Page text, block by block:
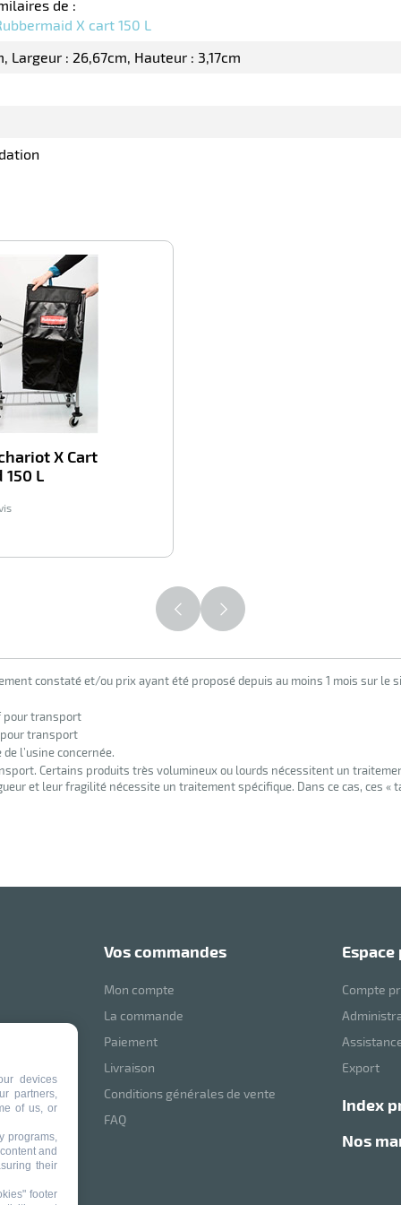
de :
X cart 150 L
Largeur : 26,67cm Hauteur : 3,17cm
X Cart
150 L
constaté et/ou prix ayant été proposé depuis au moins 1 mois sur le
pour transport
transport
l’usine concernée.
Certains produits très volumineux ou lourds nécessitent un
et leur fragilité nécessite un traitement spécifique. Dans ce cas, ces
vos commandes
Mon compte
La commande
Paiement
Livraison
Conditions générales de vente
FAQ
Compte
Export
index
nos
devices
partners,
of us, or
programs,
and
their
footer